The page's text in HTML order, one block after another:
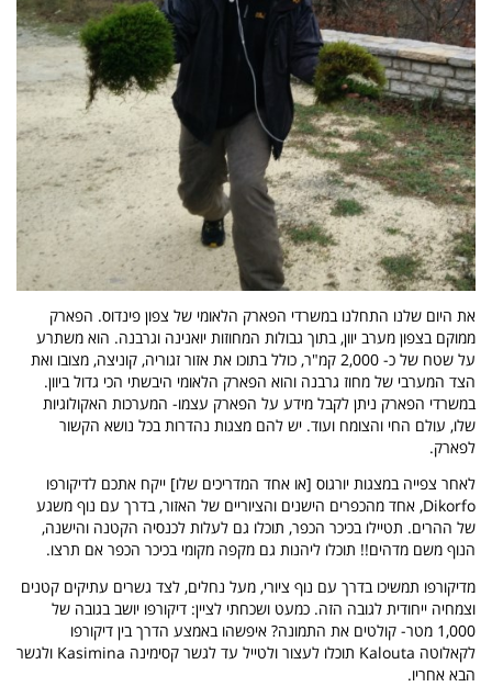
את היום שלנו התחלנו במשרדי הפארק הלאומי של צפון פינדוס. הפארק
ממוקם בצפון מערב יוון, בתוך גבולות המחוזות יואנינה וגרבנה. הוא משתרע
על שטח של כ- 2,000 קמ"ר, כולל בתוכו את אזור זגוריה, קוניצה, מצובו ואת
הצד המערבי של מחוז גרבנה והוא הפארק הלאומי היבשתי הכי גדול ביוון.
במשרדי הפארק ניתן לקבל מידע על הפארק עצמו- המערכות האקולוגיות
שלו, עולם החי והצומח ועוד. יש להם מצגות נהדרות בכל נושא הקשור
לפארק.
לאחר צפייה במצגות יורגוס [או אחד המדריכים שלו] ייקח אתכם לדיקורפו
Dikorfo, אחד מהכפרים הישנים והציוריים של האזור, בדרך עם נוף משגע
של ההרים. תטיילו בכיכר הכפר, תוכלו גם לעלות לכנסיה הקטנה והישנה,
הנוף משם מדהים!! תוכלו ליהנות גם מקפה מקומי בכיכר הכפר אם תרצו.
מדיקורפו תמשיכו בדרך עם נוף ציורי, מעל נחלים, לצד גשרים עתיקים קטנים
וצמחיה ייחודית לגובה הזה. כמעט ושכחתי לציין: דיקורפו יושב בגובה של
1,000 מטר- קולטים את התמונה? איפשהו באמצע הדרך בין דיקורפו
לקאלוטה Kalouta תוכלו לעצור ולטייל עד לגשר קסימינה Kasimina ולגשר
הבא אחריו.